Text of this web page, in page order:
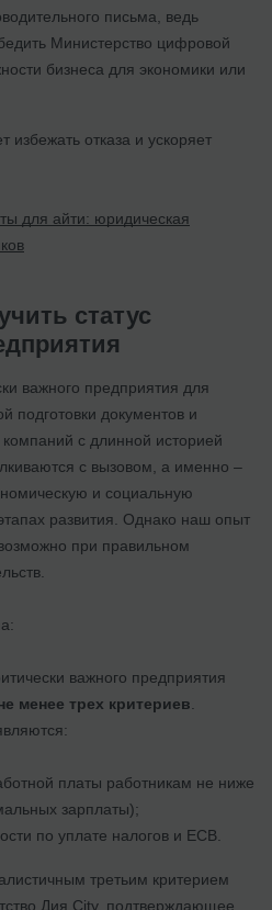
письма, ведь
Министерство цифровой
бизнеса для экономики или
избежать отказа и ускоряет
для айти: юридическая
статус
важного предприятия для
подготовки документов и
с длинной историей
с вызовом, а именно –
и социальную
развития. Однако наш опыт
при правильном
важного предприятия
менее трех критериев
платы работникам не ниже
зарплаты);
по уплате налогов и ЕСВ.
третьим критерием
Дия.City, подтверждающее